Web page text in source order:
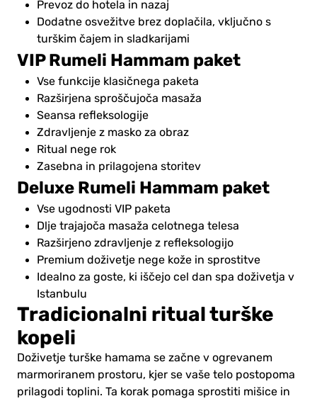
Prevoz do hotela in nazaj
Dodatne osvežitve brez doplačila, vključno s
turškim čajem in sladkarijami
VIP Rumeli Hammam paket
Vse funkcije klasičnega paketa
Razširjena sproščujoča masaža
Seansa refleksologije
Zdravljenje z masko za obraz
Ritual nege rok
Zasebna in prilagojena storitev
Deluxe Rumeli Hammam paket
Vse ugodnosti VIP paketa
Dlje trajajoča masaža celotnega telesa
Razširjeno zdravljenje z refleksologijo
Premium doživetje nege kože in sprostitve
Idealno za goste, ki iščejo cel dan spa doživetja v
Istanbulu
Tradicionalni ritual turške
kopeli
Doživetje turške hamama se začne v ogrevanem
marmoriranem prostoru, kjer se vaše telo postopoma
prilagodi toplini. Ta korak pomaga sprostiti mišice in